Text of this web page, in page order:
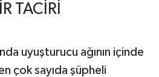
TACİRİ
uyuşturucu ağının içinde
çok sayıda şüpheli